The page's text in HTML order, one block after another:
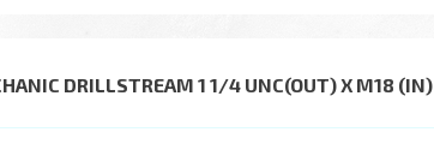
DRILLSTREAM 1 1/4 UNC(OUT) X М18 (IN)